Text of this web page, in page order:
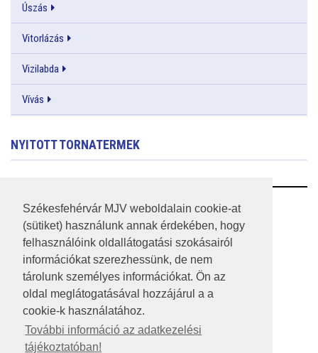
Székesfehérvár MJV weboldalain cookie-at
(sütiket) használunk annak érdekében, hogy
felhasználóink oldallátogatási szokásairól
információkat szerezhessünk, de nem
tárolunk személyes információkat. Ön az
oldal meglátogatásával hozzájárul a a
cookie-k használatához.
További információ az adatkezelési
tájékoztatóban!
Úszás
Vitorlázás
Vizilabda
Vívás
NYITOTT TORNATERMEK
RSS
A HONLAP 2017.03.31-I ÁLLAPOTA
JOGI NYILATKOZAT
IMPRESSZUM
KÖZÉRDEKŰ ADATOK